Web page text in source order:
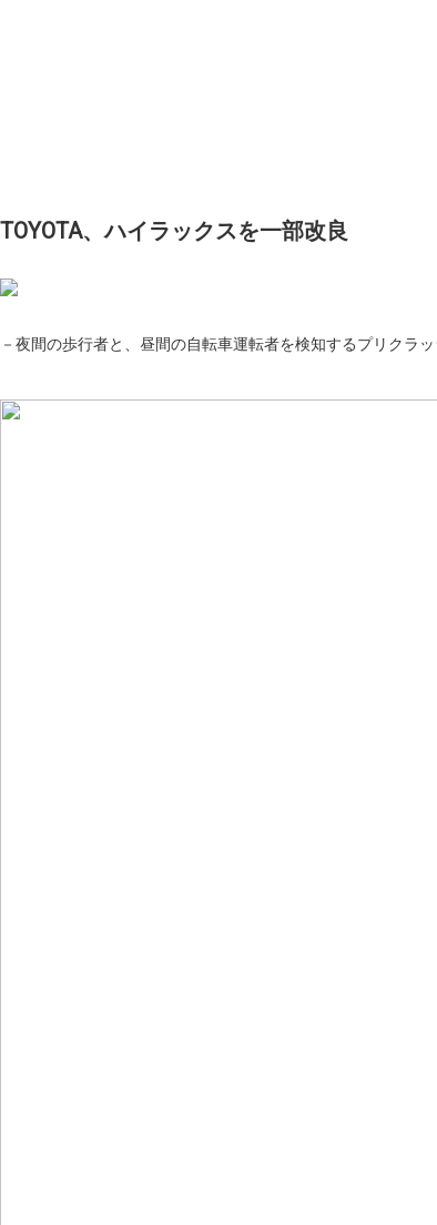
TOYOTA、ハイラックスを一部改良
－夜間の歩行者と、昼間の自転車運転者を検知するプリクラ